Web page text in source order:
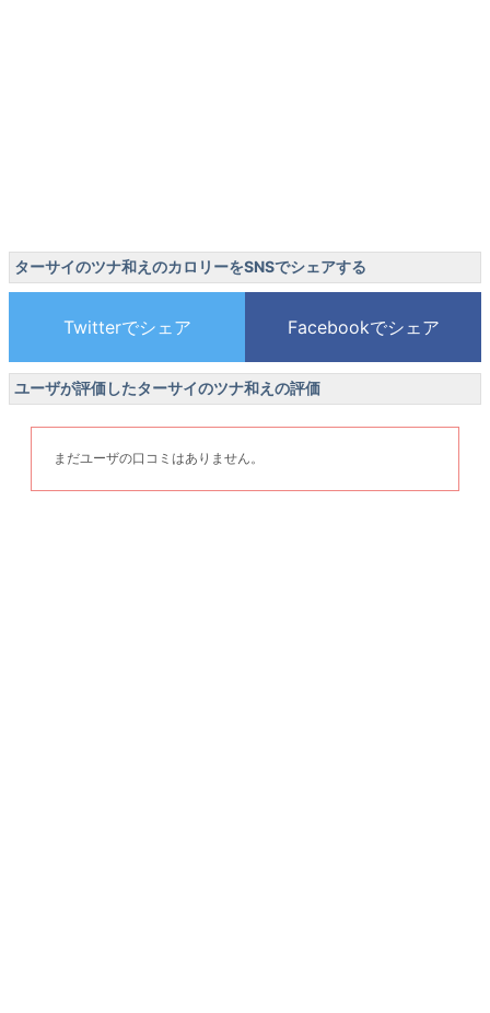
ターサイのツナ和えのカロリーをSNSでシェアする
ユーザが評価したターサイのツナ和えの評価
まだユーザの口コミはありません。